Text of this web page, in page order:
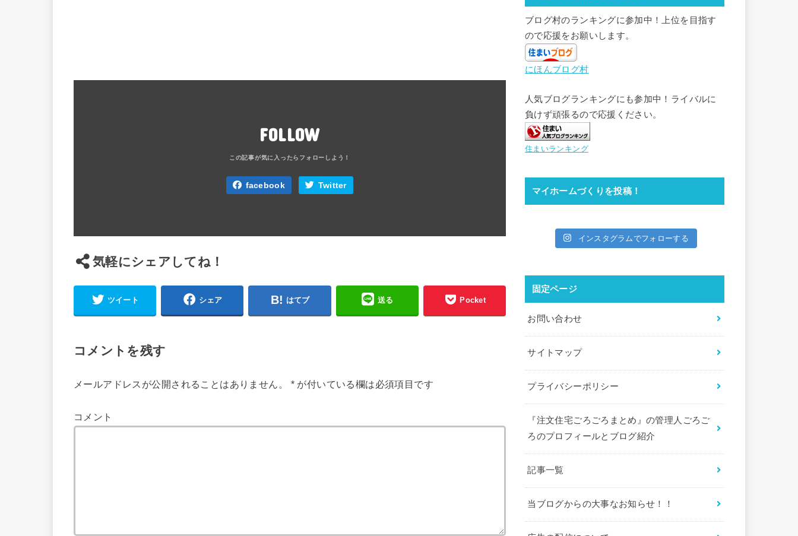
FOLLOW
facebook Twitter
気軽にシェアしてね！
ツイート シェア はてブ 送る Pocket
コメントを残す
メールアドレスが公開されることはありません。 *が付いている欄は必須項目です
コメント
ブログ村のランキングに参加中！上位を目指す
ので応援をお願いします。
にほんブログ村
人気ブログランキングにも参加中！ライバルに
負けず頑張るので応援ください。
住まいランキング
マイホームづくりを投稿！
インスタグラムでフォローする
固定ページ
お問い合わせ
サイトマップ
プライバシーポリシー
『注文住宅ごろごろまとめ』の管理人ごろご
ろのプロフィールとブログ紹介
記事一覧
当ブログからの大事なお知らせ！！